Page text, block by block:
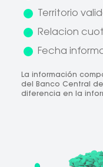
Territorio
Relacion
Fecha
La información
del Banco Central
diferencia en la